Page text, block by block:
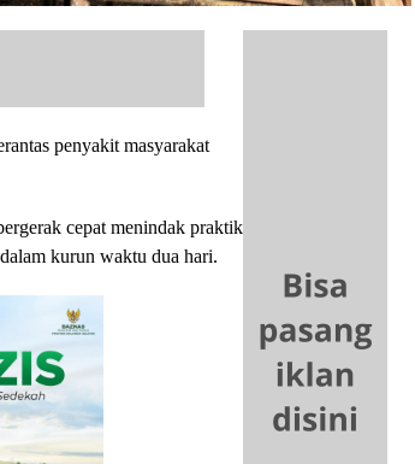
penyakit masyarakat
cepat menindak praktik
kurun waktu dua hari.